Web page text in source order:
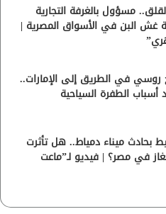
مسؤول بالغرفة التجارية
غش البن في الأسواق المصرية |
روسي في الطريق إلى الإمارات..
أسباب الطفرة السياحية
بحادث ميناء دمياط.. هل تأثرت
في مصر؟ | فيديو لـ”ماعت